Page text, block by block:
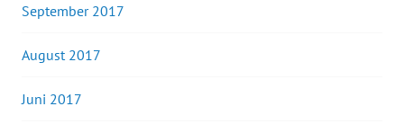
September 2017
August 2017
Juni 2017